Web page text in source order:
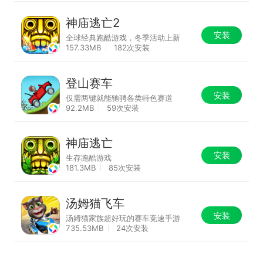
神庙逃亡2
全球经典跑酷游戏，冬季活动上新
157.33MB
182次安装
安装
登山赛车
仅需两键就能驰骋各类特色赛道
92.2MB
59次安装
安装
神庙逃亡
生存跑酷游戏
181.3MB
85次安装
安装
汤姆猫飞车
汤姆猫家族超好玩的赛车竞速手游
735.53MB
24次安装
安装